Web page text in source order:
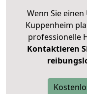
Wenn Sie
Kuppenheim
professionelle
Kontaktieren